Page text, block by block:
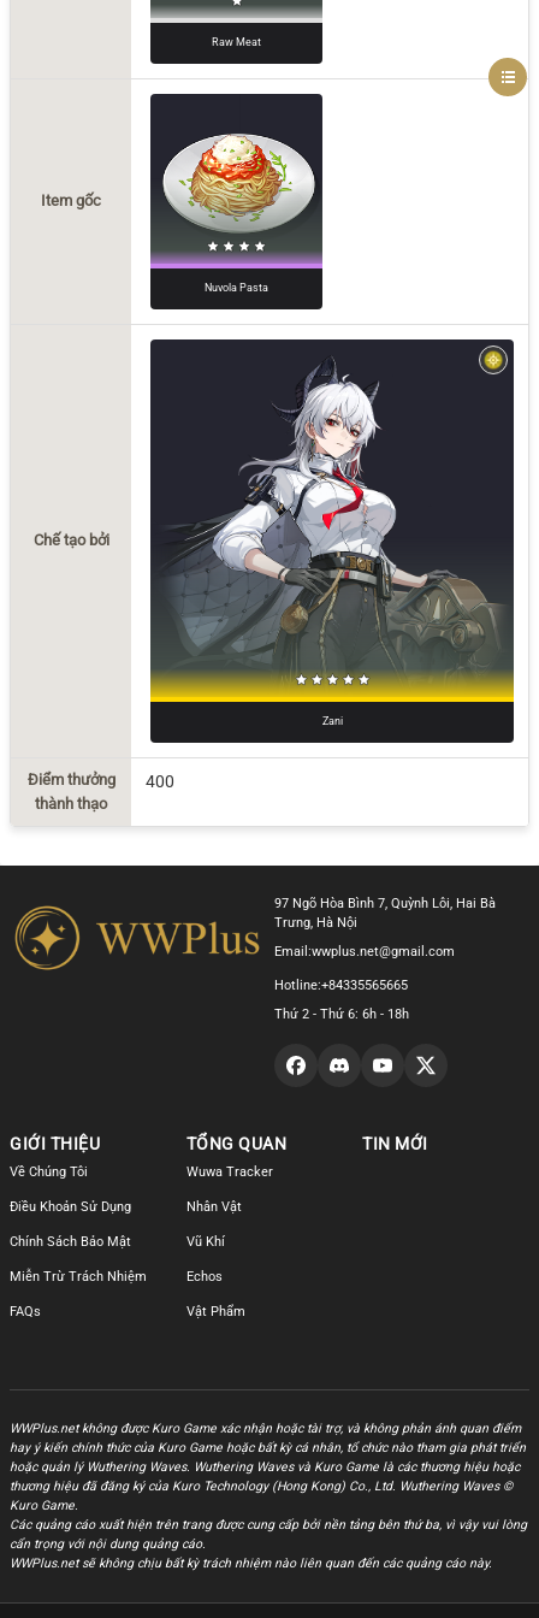
Raw Meat
Item gốc
Nuvola Pasta
Chế tạo bởi
Zani
Điểm thưởng
thành thạo
400
97 Ngõ Hòa Bình 7, Quỳnh Lôi, Hai Bà
Trưng, Hà Nội
Email:wwplus.net@gmail.com
Hotline:+84335565665
Thứ 2 - Thứ 6: 6h - 18h
GIỚI THIỆU
Về Chúng Tôi
Điều Khoản Sử Dụng
Chính Sách Bảo Mật
Miễn Trừ Trách Nhiệm
FAQs
TỔNG QUAN
Wuwa Tracker
Nhân Vật
Vũ Khí
Echos
Vật Phẩm
TIN MỚI
WWPlus.net không được Kuro Game xác nhận hoặc tài trợ, và không phản ánh quan điểm
hay ý kiến chính thức của Kuro Game hoặc bất kỳ cá nhân, tổ chức nào tham gia phát triển
hoặc quản lý Wuthering Waves. Wuthering Waves và Kuro Game là các thương hiệu hoặc
thương hiệu đã đăng ký của Kuro Technology (Hong Kong) Co., Ltd. Wuthering Waves ©
Kuro Game.
Các quảng cáo xuất hiện trên trang được cung cấp bởi nền tảng bên thứ ba, vì vậy vui lòng
cẩn trọng với nội dung quảng cáo.
WWPlus.net sẽ không chịu bất kỳ trách nhiệm nào liên quan đến các quảng cáo này.